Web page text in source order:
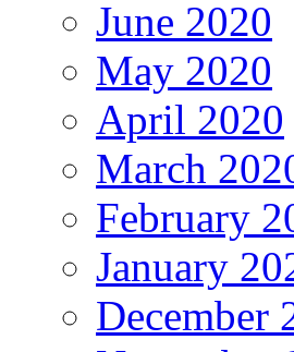
June 2020
May 2020
April 2020
March
February
January
December